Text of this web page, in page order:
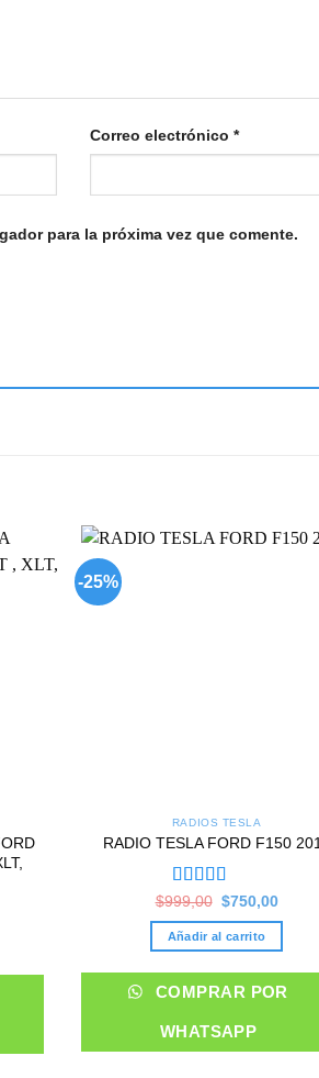
Correo electrónico *
para la próxima vez que comente.
-25%
RADIOS TESLA
RADIO TESLA FORD F150
Valorado en
5.00de 5
$999,00 Original
price
was:
$999,00.
$750,00
is:
Añadir al carrito
COMPRAR POR
WHATSAPP